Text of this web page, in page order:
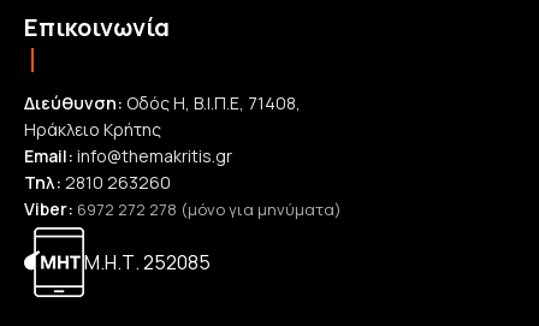
Επικοινωνία
Διεύθυνση: Οδός Η, Β.Ι.Π.Ε, 71408,
Ηράκλειο Κρήτης
Email: info@themakritis.gr
Τηλ: 2810 263260
Viber: 6972 272 278 (μόνο για μηνύματα)
Μ.Η.Τ. 252085